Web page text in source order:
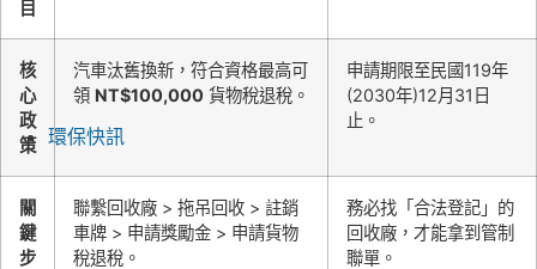
環保快訊
目
核
心
政
策
汽車汰舊換新，符合資格最高可
領 NT$100,000 貨物稅退稅。
申請期限至民國119年
(2030年)12月31日
止。
關
鍵
步
聯繫回收廠 > 拖吊回收 > 註銷
車牌 > 申請獎勵金 > 申請貨物
稅退稅。
務必找「合法登記」的
回收廠，才能拿到管制
聯單。